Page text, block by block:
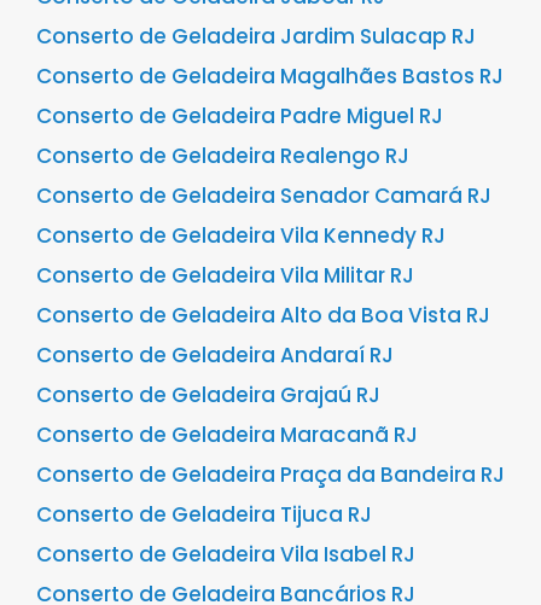
Conserto de Geladeira Jardim Sulacap RJ
Conserto de Geladeira Magalhães Bastos RJ
Conserto de Geladeira Padre Miguel RJ
Conserto de Geladeira Realengo RJ
Conserto de Geladeira Senador Camará RJ
Conserto de Geladeira Vila Kennedy RJ
Conserto de Geladeira Vila Militar RJ
Conserto de Geladeira Alto da Boa Vista RJ
Conserto de Geladeira Andaraí RJ
Conserto de Geladeira Grajaú RJ
Conserto de Geladeira Maracanã RJ
Conserto de Geladeira Praça da Bandeira RJ
Conserto de Geladeira Tijuca RJ
Conserto de Geladeira Vila Isabel RJ
Conserto de Geladeira Bancários RJ